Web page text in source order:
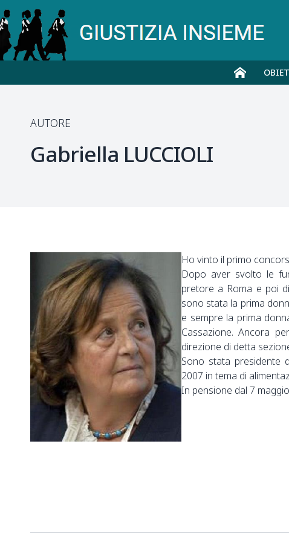
AUTORE
Gabriella LUCCIOLI
Ho vinto il primo
Dopo aver svolto le
pretore a Roma e poi
sono stata la prima
e sempre la prima
Cassazione. Ancora
direzione di detta
Sono stata presidente
2007 in tema di
In pensione dal 7